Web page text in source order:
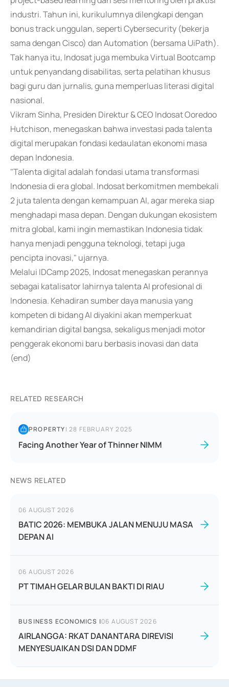
industri. Tahun ini, kurikulumnya dilengkapi dengan
bonus track unggulan, seperti Cybersecurity (bekerja
sama dengan Cisco) dan Automation (bersama UiPath).
Tak hanya itu, Indosat juga membuka Virtual Bootcamp
untuk penyandang disabilitas, serta pelatihan khusus
bagi guru dan jurnalis, guna memperluas literasi digital
nasional.
Vikram Sinha, Presiden Direktur & CEO Indosat Ooredoo
Hutchison, menegaskan bahwa investasi pada talenta
digital merupakan fondasi kedaulatan ekonomi masa
depan Indonesia.
"Talenta digital adalah fondasi utama transformasi
Indonesia di era global. Indosat berkomitmen membekali
2 juta talenta dengan kemampuan AI, agar mereka siap
menghadapi masa depan. Dengan dukungan ekosistem
mitra global, kami ingin memastikan Indonesia tidak
hanya menjadi pengguna teknologi, tetapi juga
pencipta inovasi," ujarnya.
Melalui IDCamp 2025, Indosat menegaskan perannya
sebagai katalisator lahirnya talenta AI profesional di
Indonesia. Kehadiran sumber daya manusia yang
kompeten di bidang AI diyakini akan memperkuat
kemandirian digital bangsa, sekaligus menjadi motor
penggerak ekonomi baru berbasis inovasi dan data
(end)
RELATED RESEARCH
PROPERTY|28 FEBRUARY 2025
Facing Another Year of Thinner NIMM
NEWS RELATED
06 AUGUST 2026
BATIC 2026: MEMBUKA JALAN MENUJU MASA
DEPAN AI
06 AUGUST 2026
PT TIMAH GELAR BULAN BAKTI DI RIAU
BUSINESS ECONOMICS |06 AUGUST 2026
AIRLANGGA: RKAT DANANTARA DIREVISI
MENYESUAIKAN DSI DAN DDMF